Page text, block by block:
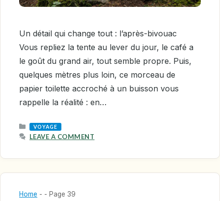
Un détail qui change tout : l’après-bivouac
Vous repliez la tente au lever du jour, le café a
le goût du grand air, tout semble propre. Puis,
quelques mètres plus loin, ce morceau de
papier toilette accroché à un buisson vous
rappelle la réalité : en…
CATEGORIES
VOYAGE
LEAVE A COMMENT
Home - - Page 39